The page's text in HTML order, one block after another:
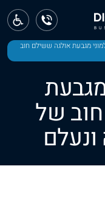
מגבעת אולגה ששילם חוב
של